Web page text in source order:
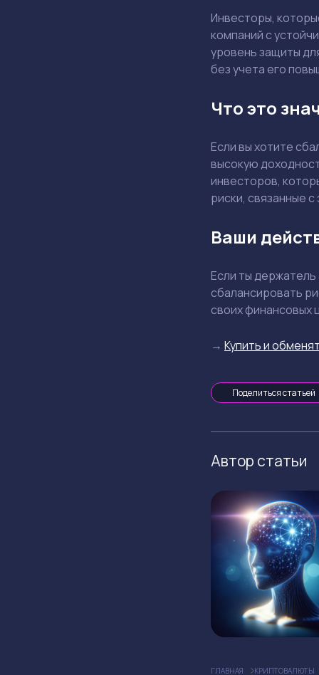
Инвесторы,
компаний с
уровень защиты
без учета его
Что это
Если вы хотите
высокую
инвесторов,
риски, связанные
Ваши
Если ты
сбалансировать
своих финансовых
→ Купить и
Поделиться статьей
Автор статьи
ГЛАВНАЯ КРИПТОВАЛЮТЫ